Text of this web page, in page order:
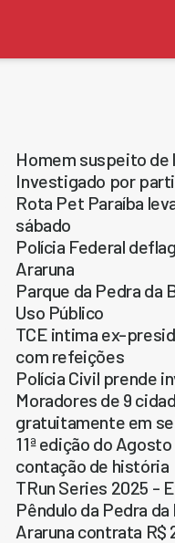
Homem suspeito de
Investigado por
Rota Pet Paraíba
sábado
Polícia Federal
Araruna
Parque da Pedra da
Uso Público
TCE intima ex-
com refeições
Polícia Civil prende
Moradores de 9
gratuitamente em
11ª edição do
contação de história
TRun Series 2025 -
Pêndulo da Pedra
Araruna contrata R$